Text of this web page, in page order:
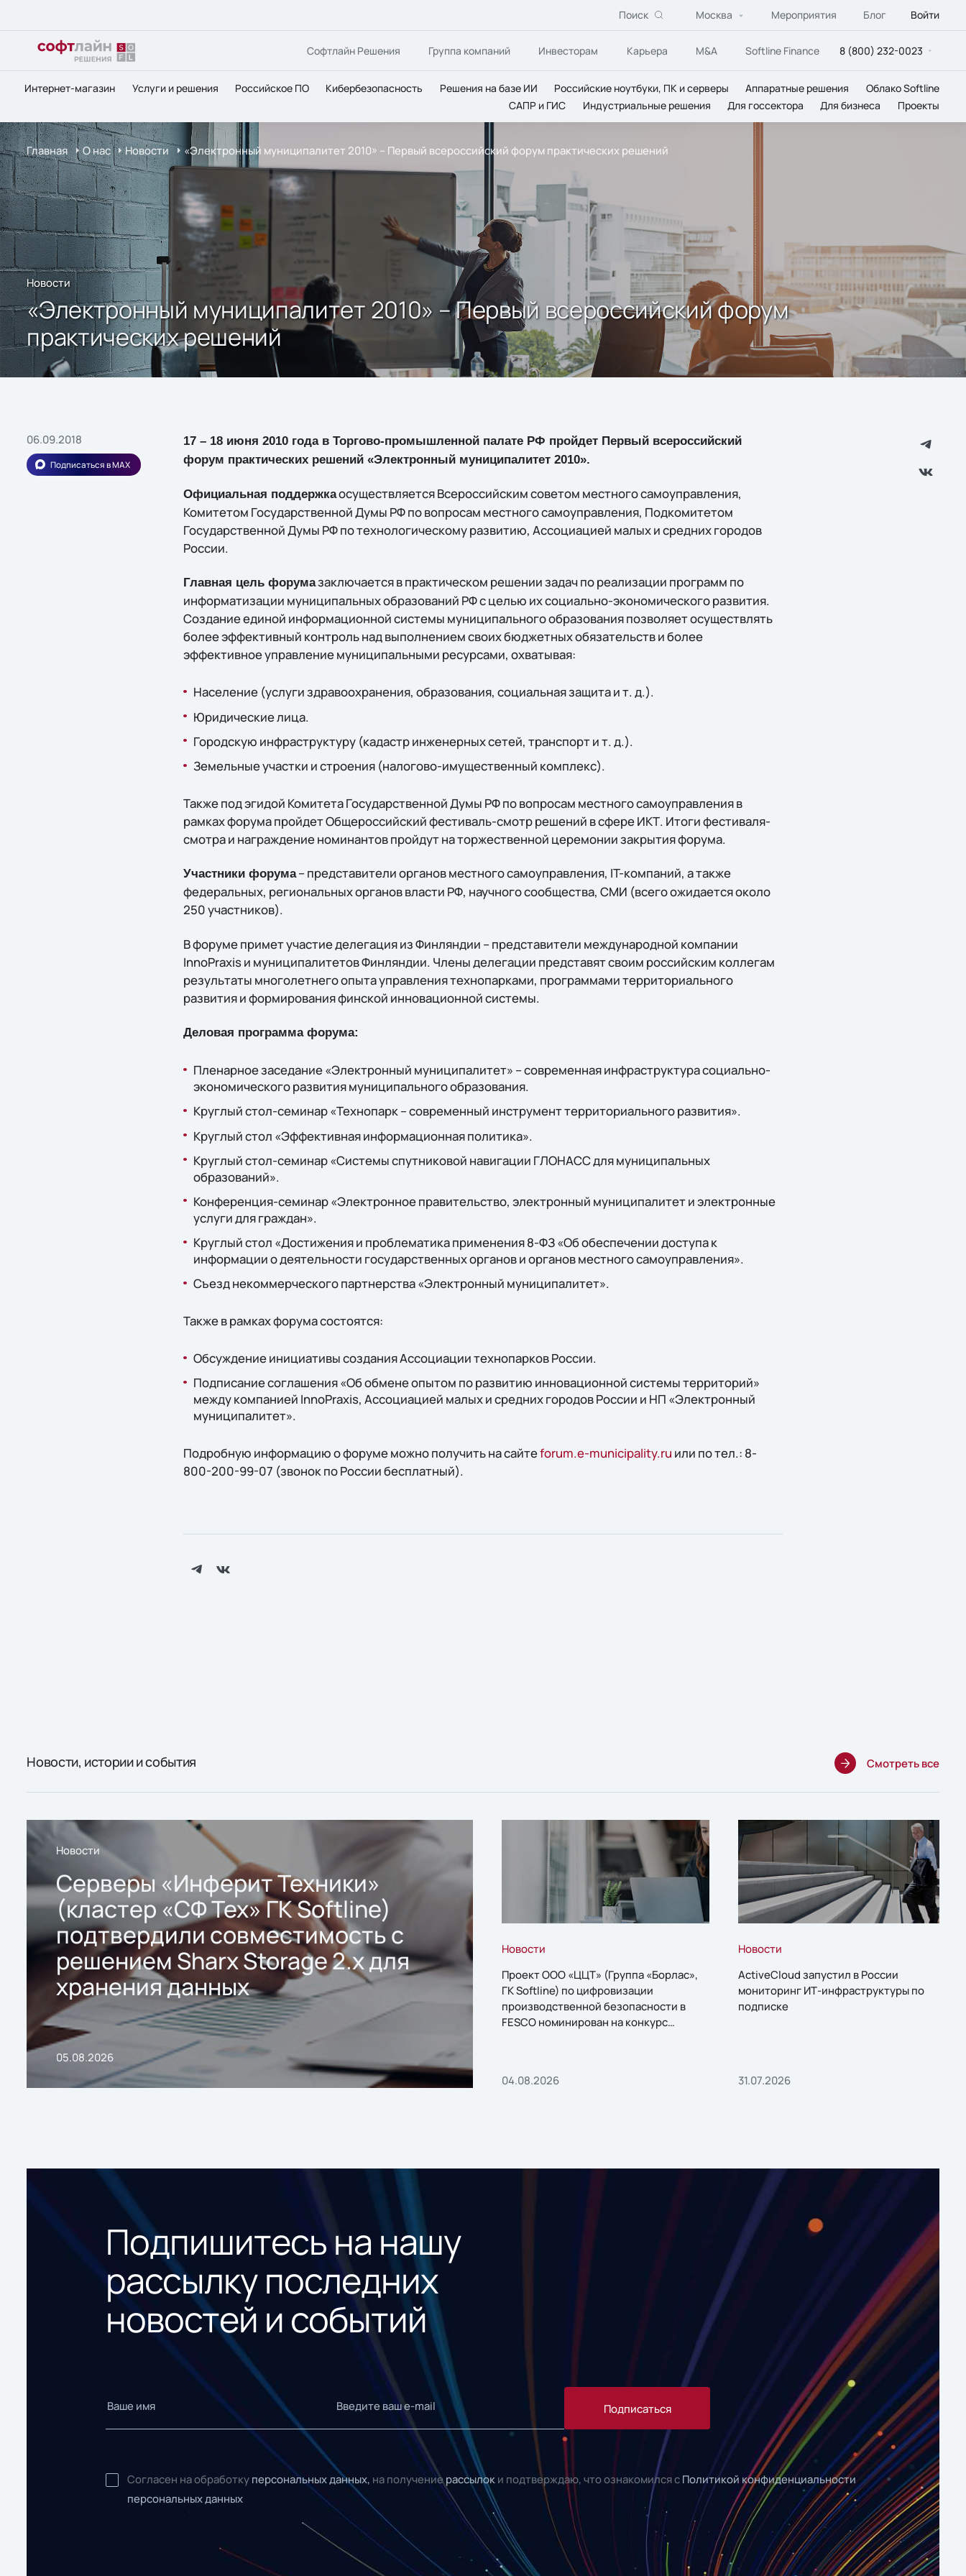
Поиск Москва Мероприятия Блог Войти
Софтлайн Решения Группа компаний Инвесторам Карьера M&A Softline Finance 8 (800) 232-0023
Интернет-магазин Услуги и решения Российское ПО Кибербезопасность Решения на базе ИИ Российские ноутбуки, ПК и серверы Аппаратные решения
Облако Softline
САПР и ГИС
Индустриальные решения Для госсектора Для бизнеса Проекты
Главная О нас Новости «Электронный муниципалитет 2010» – Первый всероссийский форум практических решений
Новости
«Электронный муниципалитет 2010» – Первый всероссийский форум
практических решений
06.09.2018
Подписаться в MAX
17 – 18 июня 2010 года в Торгово-промышленной палате РФ пройдет Первый всероссийский
форум практических решений «Электронный муниципалитет 2010».
Официальная поддержкаосуществляется Всероссийским советом местного самоуправления,
Комитетом Государственной Думы РФ по вопросам местного самоуправления, Подкомитетом
Государственной Думы РФ по технологическому развитию, Ассоциацией малых и средних городов
России.
Главная цель форумазаключается в практическом решении задач по реализации программ по
информатизации муниципальных образований РФ с целью их социально-экономического развития.
Создание единой информационной системы муниципального образования позволяет осуществлять
более эффективный контроль над выполнением своих бюджетных обязательств и более
эффективное управление муниципальными ресурсами, охватывая:
Население (услуги здравоохранения, образования, социальная защита и т. д.).
Юридические лица.
Городскую инфраструктуру (кадастр инженерных сетей, транспорт и т. д.).
Земельные участки и строения (налогово-имущественный комплекс).
Также под эгидой Комитета Государственной Думы РФ по вопросам местного самоуправления в
рамках форума пройдет Общероссийский фестиваль-смотр решений в сфере ИКТ. Итоги фестиваля-
смотра и награждение номинантов пройдут на торжественной церемонии закрытия форума.
Участники форума– представители органов местного самоуправления, IT-компаний, а также
федеральных, региональных органов власти РФ, научного сообщества, СМИ (всего ожидается около
250 участников).
В форуме примет участие делегация из Финляндии – представители международной компании
InnoPraxis и муниципалитетов Финляндии. Члены делегации представят своим российским коллегам
результаты многолетнего опыта управления технопарками, программами территориального
развития и формирования финской инновационной системы.
Деловая программа форума:
Пленарное заседание «Электронный муниципалитет» – современная инфраструктура социально-
экономического развития муниципального образования.
Круглый стол-семинар «Технопарк – современный инструмент территориального развития».
Круглый стол «Эффективная информационная политика».
Круглый стол-семинар «Системы спутниковой навигации ГЛОНАСС для муниципальных
образований».
Конференция-семинар «Электронное правительство, электронный муниципалитет и электронные
услуги для граждан».
Круглый стол «Достижения и проблематика применения 8-ФЗ «Об обеспечении доступа к
информации о деятельности государственных органов и органов местного самоуправления».
Съезд некоммерческого партнерства «Электронный муниципалитет».
Также в рамках форума состоятся:
Обсуждение инициативы создания Ассоциации технопарков России.
Подписание соглашения «Об обмене опытом по развитию инновационной системы территорий»
между компанией InnoPraxis, Ассоциацией малых и средних городов России и НП «Электронный
муниципалитет».
Подробную информацию о форуме можно получить на сайтеforum.e-municipality.ru или по тел.: 8-
800-200-99-07 (звонок по России бесплатный).
Новости, истории и события Смотреть все
Новости
Серверы «Инферит Техники»
(кластер «СФ Тех» ГК Softline)
подтвердили совместимость с
решением Sharx Storage 2.x для
хранения данных
05.08.2026
Новости
Проект ООО «ЦЦТ» (Группа «Борлас»,
ГК Softline) по цифровизации
производственной безопасности в
FESCO номинирован на конкурс
04.08.2026
Новости
ActiveCloud запустил в России
мониторинг ИТ-инфраструктуры по
подписке
31.07.2026
Подпишитесь на нашу
рассылку последних
новостей и событий
Подписаться
Согласен на обработку персональных данных, на получениерассылок и подтверждаю, что ознакомился с Политикой конфиденциальности
персональных данных